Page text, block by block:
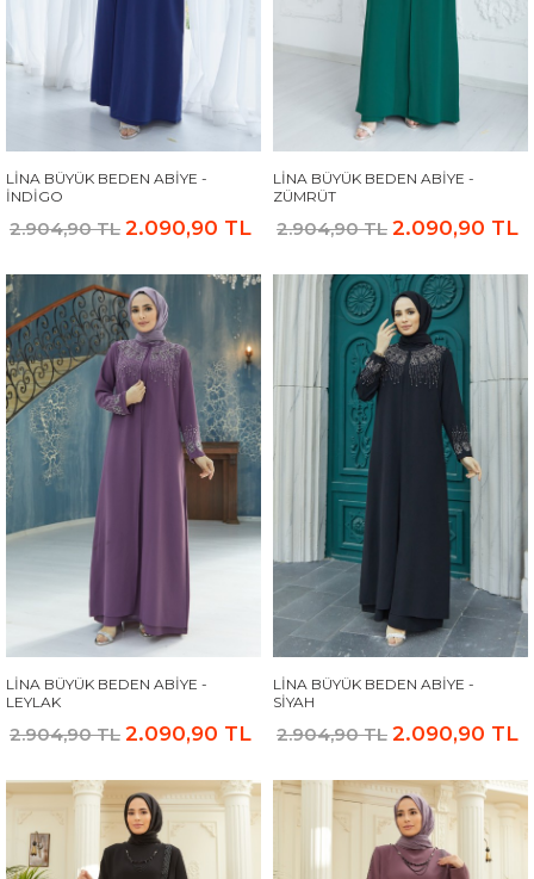
LINA BÜYÜK BEDEN ABIYE -
İNDIGO
2.904,90 TL 2.090,90 TL
LINA BÜYÜK BEDEN ABIYE -
ZÜMRÜT
2.904,90 TL 2.090,90 TL
LINA BÜYÜK BEDEN ABIYE -
LEYLAK
2.904,90 TL 2.090,90 TL
LINA BÜYÜK BEDEN ABIYE -
SIYAH
2.904,90 TL 2.090,90 TL